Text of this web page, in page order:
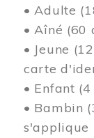
• Adulte
• Aîné (60
• Jeune
carte
• Enfant
• Bambin
s'applique